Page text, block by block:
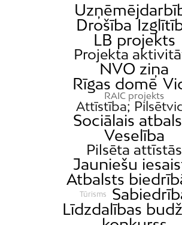
Drošība
LB projekts
Projekta
NVO ziņa
Rīgas domē
RAIC projekts
Attīstība;
Sociālais
Veselība
Pilsēta attīstās
Jauniešu
Atbalsts
Tūrisms
Līdzdalības